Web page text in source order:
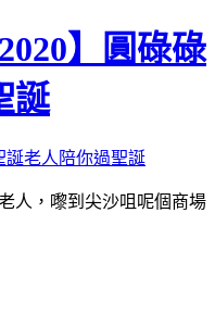
】圓碌碌
誕
人，嚟到尖沙咀呢個商場